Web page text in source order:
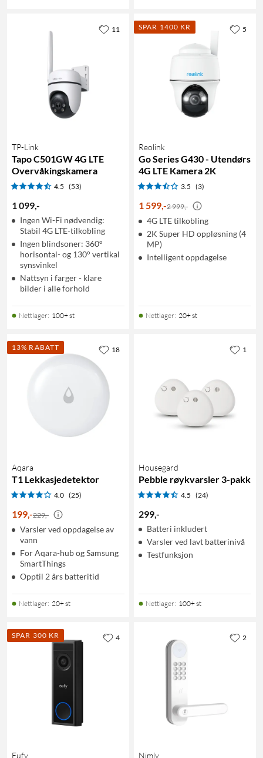
TP-Link
Tapo C501GW 4G LTE
Overvåkingskamera
4.5 (53)
1 099,-
Ingen Wi-Fi nødvendig:
Stabil 4G LTE-tilkobling
Ingen blindsoner: 360°
horisontal- og 130° vertikal
synsvinkel
Nattsyn i farger - klare
bilder i alle forhold
Nettlager: 100+ st
11 SPAR 1400 KR
Reolink
Go Series G430 - Utendørs
4G LTE Kamera 2K
3.5 (3)
1 599,-2 999,-
4G LTE tilkobling
2K Super HD oppløsning (4
MP)
Intelligent oppdagelse
Nettlager: 20+ st
5
13% RABATT
Aqara
T1 Lekkasjedetektor
4.0 (25)
199,-229,-
Varsler ved oppdagelse av
vann
For Aqara-hub og Samsung
SmartThings
Opptil 2 års batteritid
Nettlager: 20+ st
18
Housegard
Pebble røykvarsler 3-pakk
4.5 (24)
299,-
Batteri inkludert
Varsler ved lavt batterinivå
Testfunksjon
Nettlager: 100+ st
1
SPAR 300 KR
Eufy
4
Nimly
2